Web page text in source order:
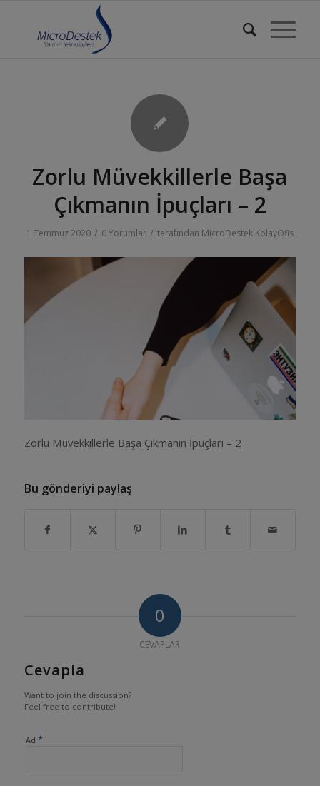
Zorlu Müvekkillerle Başa
Çıkmanın İpuçları – 2
1 Temmuz 2020 / 0 Yorumlar / tarafından MicroDestek KolayOfis
Zorlu Müvekkillerle Başa Çıkmanın İpuçları – 2
Bu gönderiyi paylaş
0
CEVAPLAR
Cevapla
Want to join the discussion?
Feel free to contribute!
Ad *